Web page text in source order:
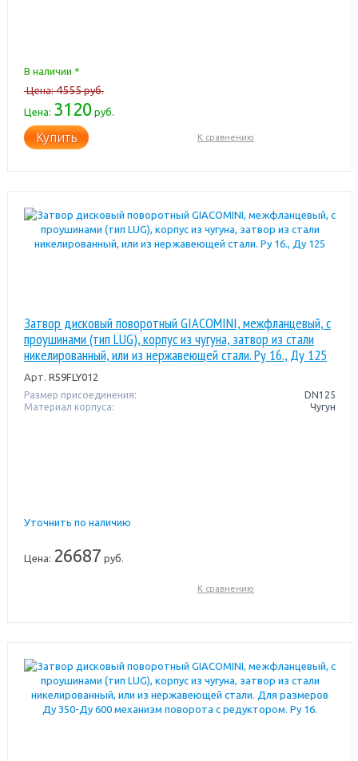
В наличии *
Цена:4555руб.
Цена: 3120руб.
Купить К сравнению
Затвор дисковый поворотный GIACOMINI, межфланцевый, с
проушинами (тип LUG), корпус из чугуна, затвор из стали
никелированный, или из нержавеющей стали. Pу 16., Ду 125
Арт. R59FLY012
Размер присоединения:
DN125
Материал корпуса:
Чугун
Уточнить по наличию
Цена: 26687 руб.
К сравнению